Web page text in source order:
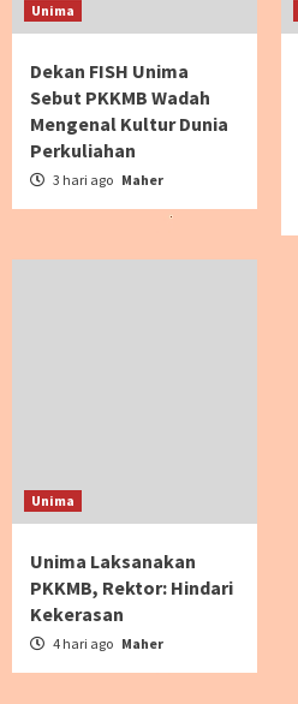
Unima
Dekan FISH Unima
Sebut PKKMB Wadah
Mengenal Kultur Dunia
Perkuliahan
3 hari ago Maher
Unima
Unima Laksanakan
PKKMB, Rektor: Hindari
Kekerasan
4 hari ago Maher